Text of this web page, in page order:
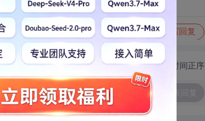
举报 写回复
切换为时间正序